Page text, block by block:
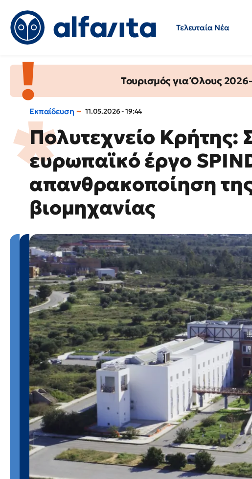
Τελευταία Νέα
Τουρισμός για Όλους
Εκπαίδευση 11.05.2026 - 19:44
Πολυτεχνείο Κρήτης:
ευρωπαϊκό έργο
απανθρακοποίηση
βιομηχανίας